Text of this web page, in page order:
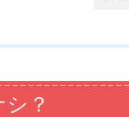
？